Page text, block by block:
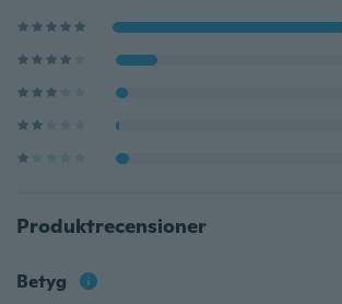
Produktrecensioner
Betyg